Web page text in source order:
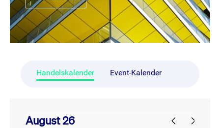
Handelskalender Event-Kalender
August 26